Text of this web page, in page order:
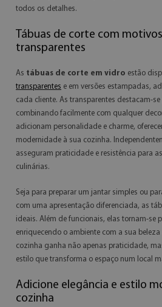
todos os detalhes.
Tábuas de corte com
transparentes
As tábuas de corte em vidro estão
transparentes e em versões estampadas,
cada cliente. As transparentes destacam-
combinando facilmente com qualquer
adicionam personalidade e charme,
modernidade à sua cozinha.
asseguram praticidade e resistência para
culinárias.
Seja para preparar um jantar simples ou
com uma apresentação diferenciada, as
ideais. Além de funcionais, elas tornam-se
enriquecendo o ambiente com a sua
cozinha ganha não apenas praticidade,
estilo que transforma o espaço num local
Adicione elegância e estilo
cozinha